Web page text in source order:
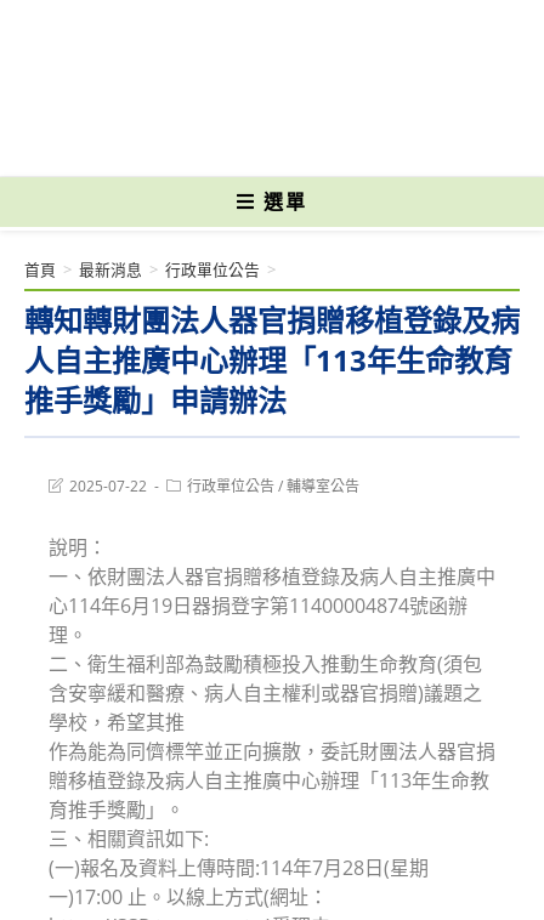
選單
轉知轉財團法人器官捐贈移植登錄及病
人自主推廣中心辦理「113年生命教育
推手獎勵」申請辦法
首頁 > 最新消息 > 行政單位公告 >
Post2025-07-22
Post行政單位公告/輔導室公告
說明：
一、依財團法人器官捐贈移植登錄及病人自主推廣中
心114年6月19日器捐登字第11400004874號函辦
理。
二、衛生福利部為鼓勵積極投入推動生命教育(須包
含安寧緩和醫療、病人自主權利或器官捐贈)議題之
學校，希望其推
作為能為同儕標竿並正向擴散，委託財團法人器官捐
贈移植登錄及病人自主推廣中心辦理「113年生命教
育推手獎勵」。
三、相關資訊如下:
(一)報名及資料上傳時間:114年7月28日(星期
一)17:00 止。以線上方式(網址：